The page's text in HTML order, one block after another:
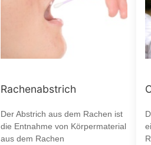
Rachenabstrich
Der Abstrich aus dem Rachen ist
die Entnahme von Körpermaterial
aus dem Rachen